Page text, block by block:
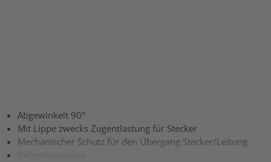
Abgewinkelt 90°
Mit Lippe zwecks Zugentlastung für Stecker
Mechanischer Schutz für den Übergang Stecker/Leitung
Befestigungsöse